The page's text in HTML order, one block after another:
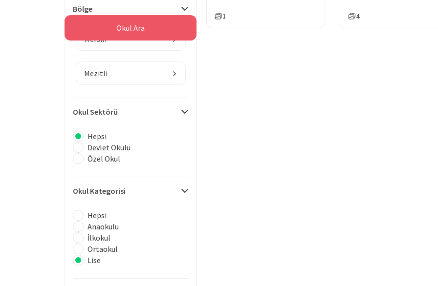
Bölge
Mersin
Mezitli
Okul Sektörü
Hepsi
Devlet Okulu
Özel Okul
Okul Kategorisi
Hepsi
Anaokulu
İlkokul
Ortaokul
Lise
Okul Ara
1 4